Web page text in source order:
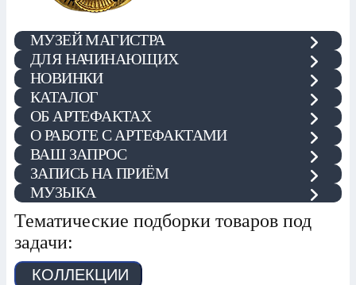
МУЗЕЙ МАГИСТРА
ДЛЯ НАЧИНАЮЩИХ
НОВИНКИ
КАТАЛОГ
ОБ АРТЕФАКТАХ
О РАБОТЕ С АРТЕФАКТАМИ
ВАШ ЗАПРОС
ЗАПИСЬ НА ПРИЁМ
МУЗЫКА
Тематические подборки товаров под
задачи:
КОЛЛЕКЦИИ